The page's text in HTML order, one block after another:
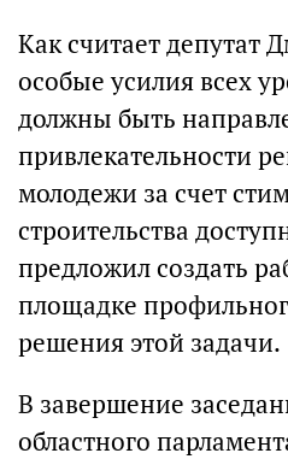
Как считает депутат
особые усилия всех
должны быть
привлекательности
молодежи за счет
строительства
предложил создать
площадке
решения этой задачи.
В завершение
областного